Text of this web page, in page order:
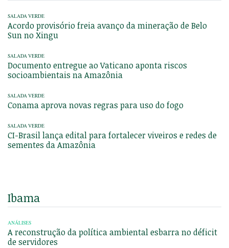
SALADA VERDE
Acordo provisório freia avanço da mineração de Belo
Sun no Xingu
SALADA VERDE
Documento entregue ao Vaticano aponta riscos
socioambientais na Amazônia
SALADA VERDE
Conama aprova novas regras para uso do fogo
SALADA VERDE
CI-Brasil lança edital para fortalecer viveiros e redes de
sementes da Amazônia
Ibama
ANÁLISES
A reconstrução da política ambiental esbarra no déficit
de servidores